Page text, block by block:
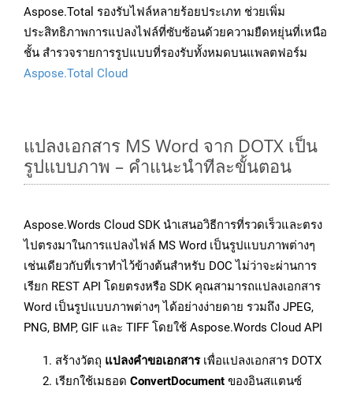
Aspose.Total รองรับไฟล์หลายร้อยประเภท ช่วยเพิ่ม
ประสิทธิภาพการแปลงไฟล์ที่ซับซ้อนด้วยความยืดหยุ่นที่เหนือ
ชั้น สำรวจรายการรูปแบบที่รองรับทั้งหมดบนแพลตฟอร์ม
Aspose.Total Cloud
แปลงเอกสาร MS Word จาก DOTX เป็น
รูปแบบภาพ – คำแนะนำทีละขั้นตอน
Aspose.Words Cloud SDK นำเสนอวิธีการที่รวดเร็วและตรง
ไปตรงมาในการแปลงไฟล์ MS Word เป็นรูปแบบภาพต่างๆ
เช่นเดียวกับที่เราทำไว้ข้างต้นสำหรับ DOC ไม่ว่าจะผ่านการ
เรียก REST API โดยตรงหรือ SDK คุณสามารถแปลงเอกสาร
Word เป็นรูปแบบภาพต่างๆ ได้อย่างง่ายดาย รวมถึง JPEG,
PNG, BMP, GIF และ TIFF โดยใช้ Aspose.Words Cloud API
สร้างวัตถุ แปลงคำขอเอกสารเพื่อแปลงเอกสาร DOTX
เรียกใช้เมธอด ConvertDocument ของอินสแตนซ์